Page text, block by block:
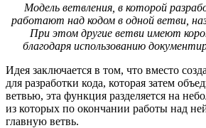
Модель ветвления, в которой
работают над кодом в одной ветви,
При этом другие ветви имеют
благодаря использованию
Идея заключается в том, что вместо
для разработки кода, которая затем
ветвью, эта функция разделяется на
из которых по окончании работы над
главную ветвь.